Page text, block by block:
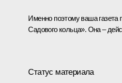
Именно поэтому ваша газета
Садового кольца». Она –
Статус материала